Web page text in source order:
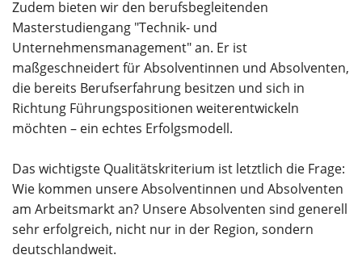
Zudem bieten wir den berufsbegleitenden
Masterstudiengang "Technik- und
Unternehmensmanagement" an. Er ist
maßgeschneidert für Absolventinnen und Absolventen,
die bereits Berufserfahrung besitzen und sich in
Richtung Führungspositionen weiterentwickeln
möchten – ein echtes Erfolgsmodell.
Das wichtigste Qualitätskriterium ist letztlich die Frage:
Wie kommen unsere Absolventinnen und Absolventen
am Arbeitsmarkt an? Unsere Absolventen sind generell
sehr erfolgreich, nicht nur in der Region, sondern
deutschlandweit.